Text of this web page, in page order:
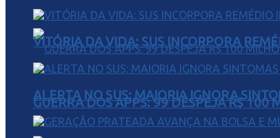
GUERRA DOS APPS: 99 DESPEJA R$ 100
VITÓRIA DA VIDA: SUS INCORPORA
ALERTA NO SUS: MAIORIA IGNORA